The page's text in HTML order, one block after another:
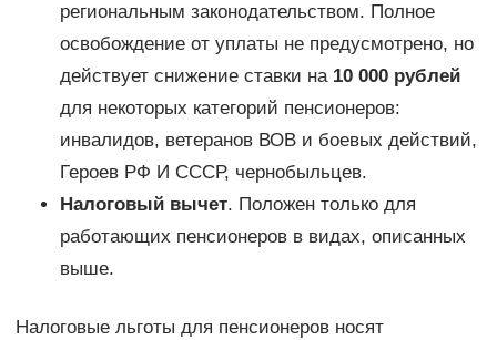
региональным законодательством. Полное
освобождение от уплаты не предусмотрено, но
действует снижение ставки на 10 000 рублей
для некоторых категорий пенсионеров:
инвалидов, ветеранов ВОВ и боевых действий,
Героев РФ И СССР, чернобыльцев.
Налоговый вычет. Положен только для
работающих пенсионеров в видах, описанных
выше.
Налоговые льготы для пенсионеров носят